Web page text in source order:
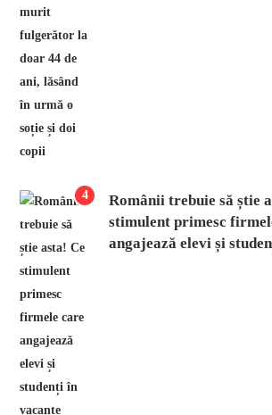
4
Românii trebuie să știe
stimulent primesc
angajează elevi și